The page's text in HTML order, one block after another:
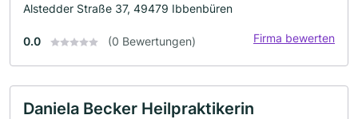
Alstedder Straße 37, 49479 Ibbenbüren
0.0 (0 Bewertungen) Firma bewerten
Daniela Becker Heilpraktikerin